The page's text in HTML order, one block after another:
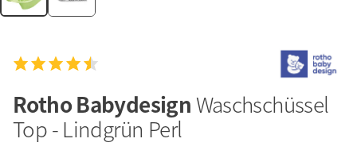
Rotho Babydesign Waschschüssel
Top - Lindgrün Perl